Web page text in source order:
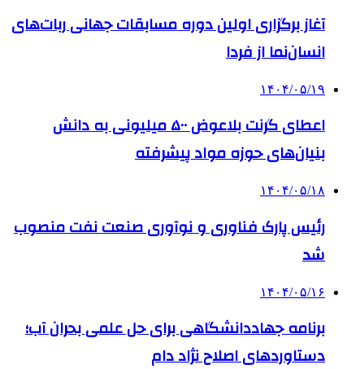
آغاز برگزاری اولین دوره مسابقات جهانی ربات‌های
انسان‌نما از فردا
۱۴۰۴/۰۵/۱۹
اعطای گرنت بلاعوض ۵۰۰ میلیونی به دانش
بنیان‌های حوزه مواد پیشرفته
۱۴۰۴/۰۵/۱۸
رئیس پارک فناوری و نوآوری صنعت نفت منصوب
شد
۱۴۰۴/۰۵/۱۶
برنامه جهاددانشگاهی برای حل علمی بحران آب؛
دستاوردهای اصلاح نژاد دام